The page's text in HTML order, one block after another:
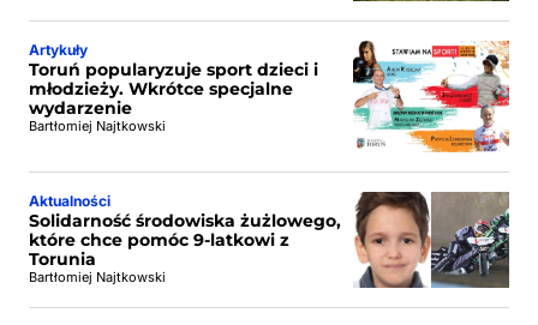
Artykuły
Toruń popularyzuje sport dzieci i
młodzieży. Wkrótce specjalne
wydarzenie
Bartłomiej Najtkowski
Aktualności
Solidarność środowiska żużlowego,
które chce pomóc 9-latkowi z
Torunia
Bartłomiej Najtkowski